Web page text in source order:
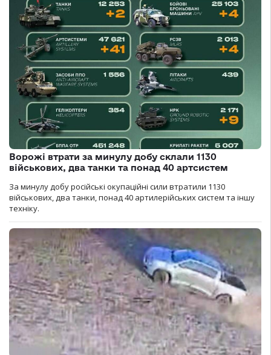
Ворожі втрати за минулу добу склали 1130
військових, два танки та понад 40 артсистем
За минулу добу російські окупаційні сили втратили 1130
військових, два танки, понад 40 артилерійських систем та іншу
техніку.